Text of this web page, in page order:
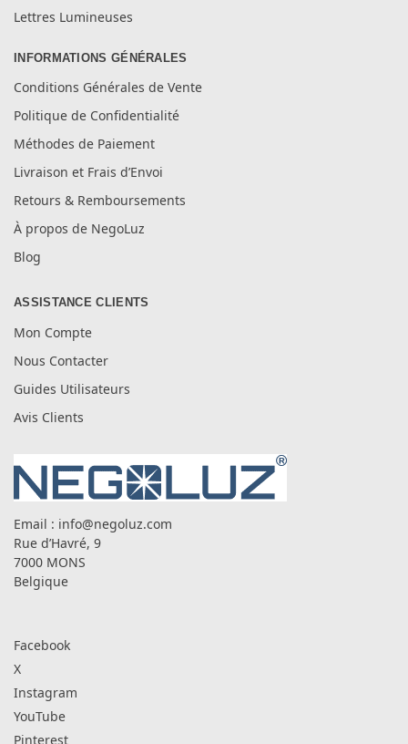
Lettres Lumineuses
INFORMATIONS GÉNÉRALES
Conditions Générales de Vente
Politique de Confidentialité
Méthodes de Paiement
Livraison et Frais d’Envoi
Retours & Remboursements
À propos de NegoLuz
Blog
ASSISTANCE CLIENTS
Mon Compte
Nous Contacter
Guides Utilisateurs
Avis Clients
Email : info@negoluz.com
Rue d’Havré, 9
7000 MONS
Belgique
Facebook
X
Instagram
YouTube
Pinterest